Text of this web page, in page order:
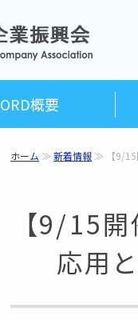
ORD概要
ホーム ≫ 新着情報 ≫ 【9/15
【9/15
応用